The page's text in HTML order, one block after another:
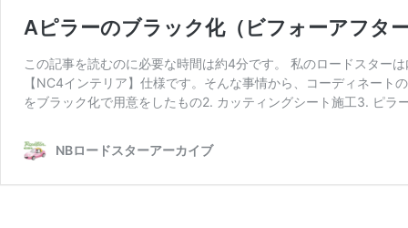
Aピラーのブラック化（ビフォーアフタ
この記事を読むのに必要な時間は約4分です。 私のロードスター
【NC4インテリア】仕様です。そんな事情から、コーディネー
をブラック化で用意をしたもの2. カッティングシート施工3. ピ
NBロードスターアーカイブ